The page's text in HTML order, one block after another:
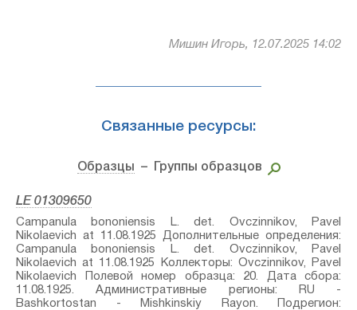
Мишин Игорь, 12.07.2025 14:02
Связанные ресурсы:
Образцы – Группы образцов
LE 01309650
Campanula bononiensis L.⁣ det. Ovczinnikov, Pavel
Nikolaevich at 11.08.1925 Дополнительные определения:
Campanula bononiensis L.⁣ det. Ovczinnikov, Pavel
Nikolaevich at 11.08.1925 Коллекторы: Ovczinnikov, Pavel
Nikolaevich Полевой номер образца: 20. Дата сбора:
11.08.1925. Административные регионы: RU -
Bashkortostan - Mishkinskiy Rayon. Подрегион: